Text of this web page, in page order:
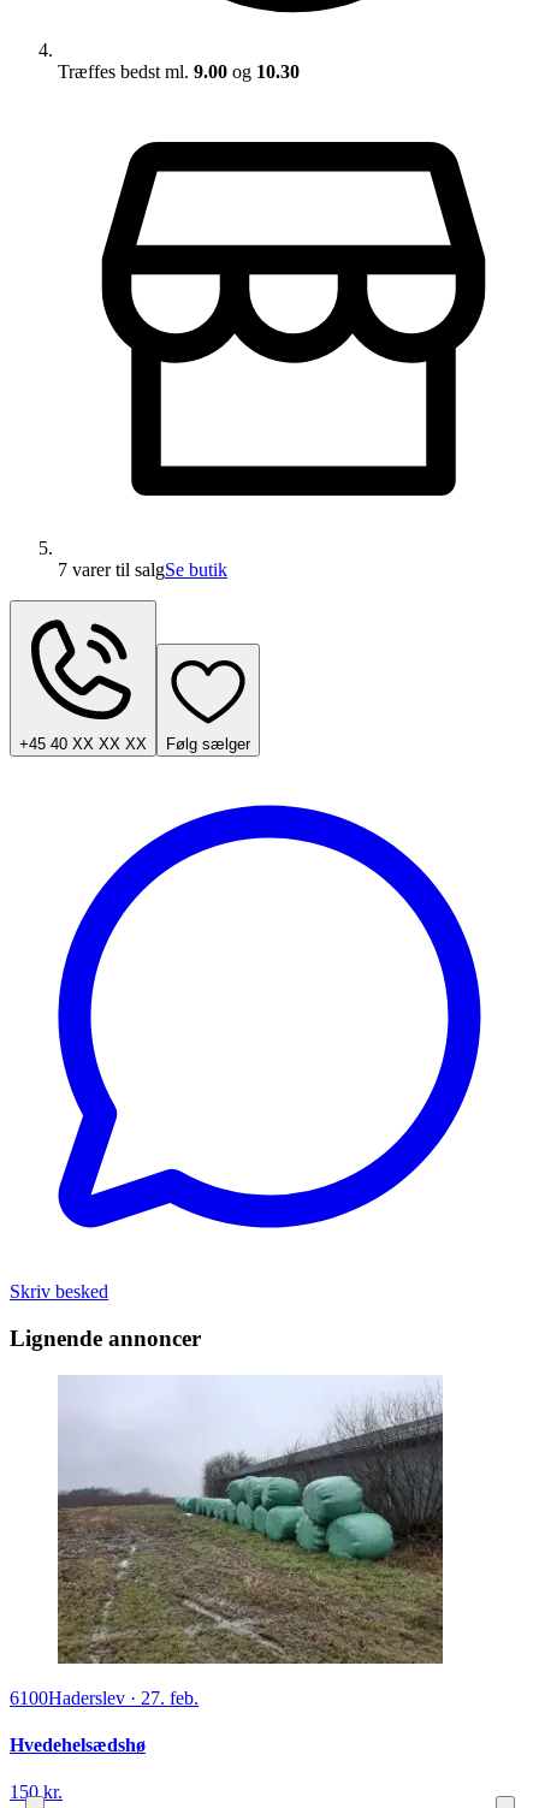
Træffes bedst ml. 9.00 og 10.30
7 varertil salgSe butik
+45 40 XX XX XX Følg sælger
Skriv besked
Lignende annoncer
6100Haderslev · 27. feb.
Hvedehelsædshø
150 kr.